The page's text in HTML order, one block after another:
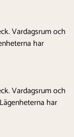
Vardagsrum och
har
Vardagsrum och
har